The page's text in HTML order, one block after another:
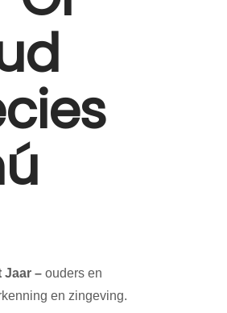
Jaar – ouders en
en zingeving.